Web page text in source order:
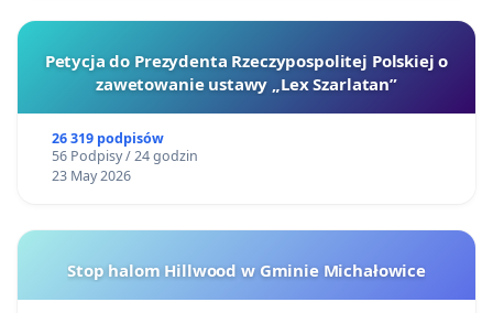
Petycja do Prezydenta Rzeczypospolitej Polskiej o
zawetowanie ustawy „Lex Szarlatan”
26 319 podpisów
56 Podpisy / 24 godzin
23 May 2026
Stop halom Hillwood w Gminie Michałowice